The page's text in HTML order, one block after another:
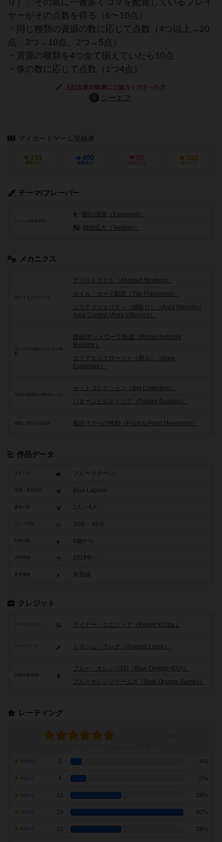
り）、その島に一番多くコマを配置しているプレイ
ヤーがその点数を得る（6〜10点）
・同じ種類の資源の数に応じて点数（4つ以上→20
点、3つ→10点、2つ→5点）
・資源の種類を4つ全て揃えていたら10点
・像の数に応じて点数（1つ4点）
上記文章の執筆にご協力くださった方
シーエフ
マイボードゲーム登録者
191
興味あり
490
経験あり
86
お気に入り
332
持ってる
テーマ/フレーバー
ゲームの基本目的
開拓/調査（Exploring）
領地拡大（Territory）
メカニクス
頻出するメカニクス
アブストラクト（Abstract Strategy）
タイル・カード配置（Tile Placement）
エリアマジョリティ（陣取り）（Area Majority /
Area Control / Area influence）
ボードの仕組み/マーカー移
路線/ネットワーク形成（Route/ Network
Building）
エリアエンクロージャ（囲み）（Area
Enclosure）
セットコレクション（Set Collection）
パターンビルディング（Pattern Building）
移動に関する仕組み 接続マスへの移動（Point to Point Movement）
作品データ
タイトル ブルーラグーン
Blue Lagoon
参加人数 2人～4人
30分～45分
8歳から
2018年～
参考価格 未登録
クレジット
ゲームデザイン ライナー・クニツィア（Reiner Knizia）
アートワーク トマシュ・ラレク（Tomasz Larek）
ブルー・オレンジEU（Blue Orange (EU)）
ブルーオレンジゲームズ（Blue Orange Games）
レーティング
3 4%
4 5%
13 18%
7点の人 29 40%
13 18%